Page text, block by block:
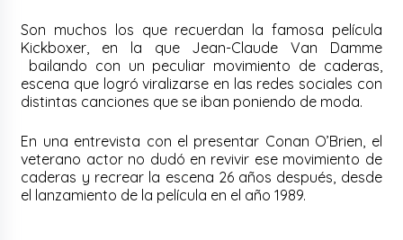
Son muchos los que recuerdan la famosa película
Kickboxer, en la que Jean-Claude Van Damme
bailando con un peculiar movimiento de caderas,
escena que logró viralizarse en las redes sociales con
distintas canciones que se iban poniendo de moda.
En una entrevista con el presentar Conan O’Brien, el
veterano actor no dudó en revivir ese movimiento de
caderas y recrear la escena 26 años después, desde
el lanzamiento de la película en el año 1989.